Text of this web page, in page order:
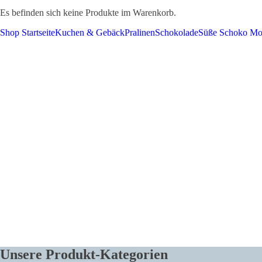
Es befinden sich keine Produkte im Warenkorb.
Shop StartseiteKuchen & GebäckPralinenSchokoladeSüße Schoko
Unsere Produkt-Kategorien